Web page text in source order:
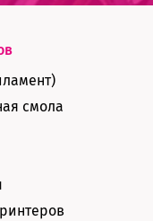
смола